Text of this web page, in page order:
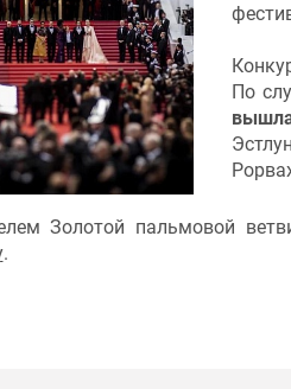
По
Золотой пальмовой
.